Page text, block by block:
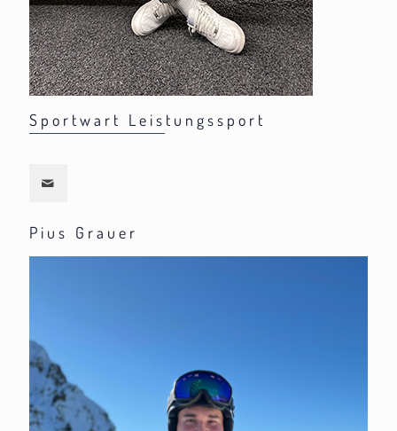
Sportwart Leistungssport
Pius Grauer